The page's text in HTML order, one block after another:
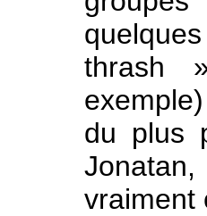
thrash
du plus
vraiment